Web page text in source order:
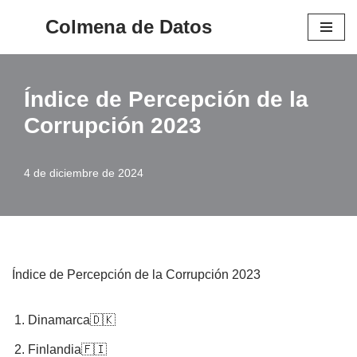
contenido
Colmena de Datos
Índice de Percepción de la
Corrupción 2023
4 de diciembre de 2024
Índice de Percepción de la Corrupción 2023
Dinamarca🇩🇰
Finlandia🇫🇮